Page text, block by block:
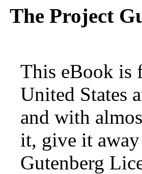
The Project
This eBook is
United States
and with
it, give it
Gutenberg